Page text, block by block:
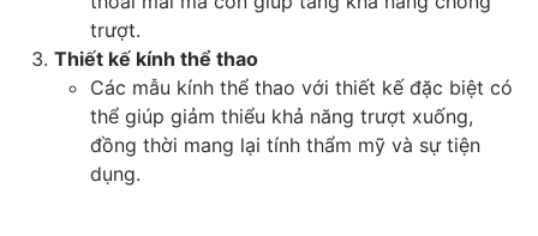
trượt.
Thiết kế kính thể thao
Các mẫu kính thể thao với thiết kế đặc biệt có
thể giúp giảm thiểu khả năng trượt xuống,
đồng thời mang lại tính thẩm mỹ và sự tiện
dụng.